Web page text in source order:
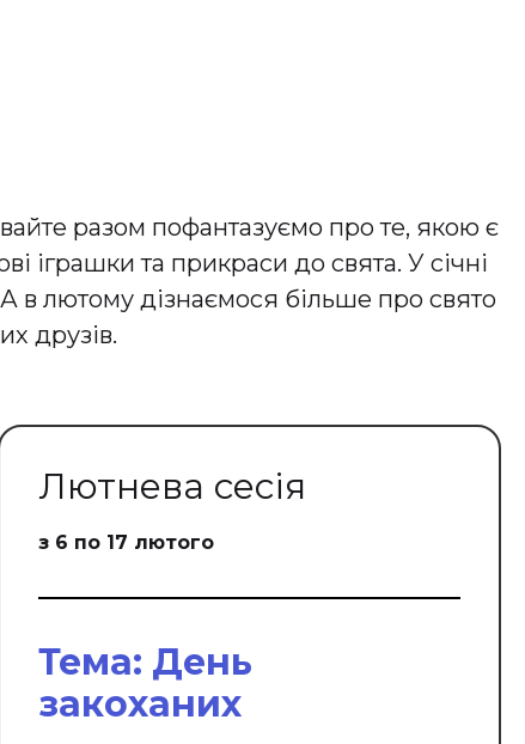
разом пофантазуємо про те, якою є
іграшки та прикраси до свята. У січні
в лютому дізнаємося більше про свято
друзів.
Лютнева сесія
з 6 по 17 лютого
Тема: День
закоханих